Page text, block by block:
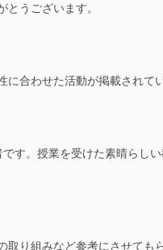
是正に努めます。
できる機器及び当該機器を
ーザー制御機能（ユーザー
識別・認証しています。
のオペレーティングシステム
にセキュリティ対策ソフト
うございます。
合わせた活動が掲載されて
す。授業を受けた素晴らし
り組みなど参考にさせても